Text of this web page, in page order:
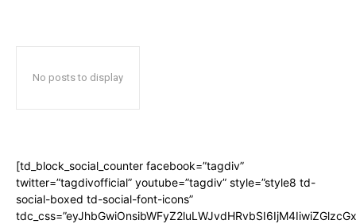
No posts to display
[td_block_social_counter facebook=”tagdiv”
twitter=”tagdivofficial” youtube=”tagdiv” style=”style8 td-
social-boxed td-social-font-icons”